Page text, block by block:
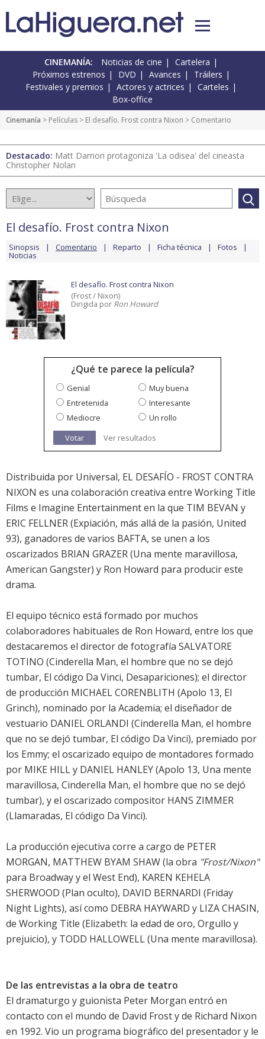
CINEMANÍA: Noticias de cine
Cartelera
Próximos estrenos
DVD Avances
Tráilers
Festivales y premios
Actores y actrices
Carteles
Box-office
Cinemanía > Películas > El desafío. Frost contra Nixon > Comentario
Destacado: Matt Damon protagoniza 'La odisea' del cineasta
Christopher Nolan
El desafío. Frost contra Nixon
Sinopsis Comentario Reparto Ficha técnica Fotos
Noticias
El desafío. Frost contra Nixon
(Frost / Nixon)
Dirigida por Ron Howard
¿Qué te parece la película?
Genial
Muy buena
Entretenida
Interesante
Mediocre
Un rollo
Votar
Ver resultados
Distribuida por Universal, EL DESAFÍO - FROST CONTRA
NIXON es una colaboración creativa entre Working Title
Films e Imagine Entertainment en la que TIM BEVAN y
ERIC FELLNER (Expiación, más allá de la pasión, United
93), ganadores de varios BAFTA, se unen a los
oscarizados BRIAN GRAZER (Una mente maravillosa,
American Gangster) y Ron Howard para producir este
drama.
El equipo técnico está formado por muchos
colaboradores habituales de Ron Howard, entre los que
destacaremos el director de fotografía SALVATORE
TOTINO (Cinderella Man, el hombre que no se dejó
tumbar, El código Da Vinci, Desapariciones); el director
de producción MICHAEL CORENBLITH (Apolo 13, El
Grinch), nominado por la Academia; el diseñador de
vestuario DANIEL ORLANDI (Cinderella Man, el hombre
que no se dejó tumbar, El código Da Vinci), premiado por
los Emmy; el oscarizado equipo de montadores formado
por MIKE HILL y DANIEL HANLEY (Apolo 13, Una mente
maravillosa, Cinderella Man, el hombre que no se dejó
tumbar), y el oscarizado compositor HANS ZIMMER
(Llamaradas, El código Da Vinci).
La producción ejecutiva corre a cargo de PETER
MORGAN, MATTHEW BYAM SHAW (la obra "Frost/Nixon"
para Broadway y el West End), KAREN KEHELA
SHERWOOD (Plan oculto), DAVID BERNARDI (Friday
Night Lights), así como DEBRA HAYWARD y LIZA CHASIN,
de Working Title (Elizabeth: la edad de oro, Orgullo y
prejuicio), y TODD HALLOWELL (Una mente maravillosa).
De las entrevistas a la obra de teatro
El dramaturgo y guionista Peter Morgan entró en
contacto con el mundo de David Frost y de Richard Nixon
en 1992. Vio un programa biográfico del presentador y le